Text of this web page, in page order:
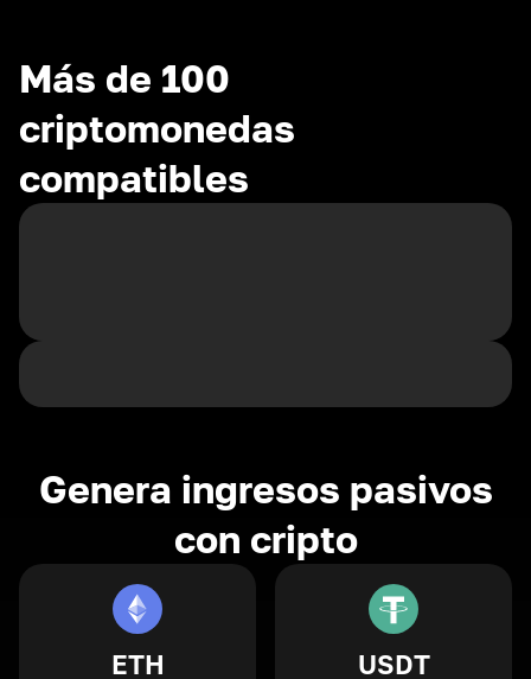
Más de 100
criptomonedas
compatibles
Genera ingresos pasivos
con cripto
ETH USDT